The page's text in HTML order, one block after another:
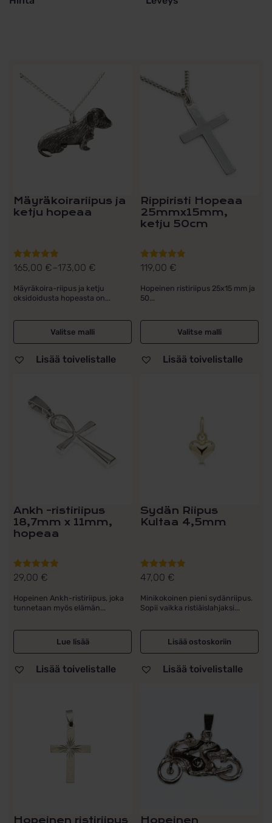
Mäyräkoirariipus ja
ketju hopeaa
Arvostelu
5.00 / 5
165,00 €–173,00 €
Hintaluokka:
165,00 €
-
173,00 €
Mäyräkoira-riipus ja ketju
oksidoidusta hopeasta on...
Valitse malli
tuotteella
valinnat
Lisää toivelistalle
Rippiristi Hopeaa
25mmx15mm,
ketju 50cm
Arvostelu
5.00/ 5
119,00 €
Hopeinen ristiriipus 25x15 mm ja
50...
Valitse malli
Lisää toivelistalle
Ankh -ristiriipus
18,7mm x 11mm,
hopeaa
Arvostelu
5.00/ 5
29,00 €
Hopeinen Ankh-ristiriipus, joka
tunnetaan myös elämän...
Lue lisää
Lisää toivelistalle
Sydän Riipus
Kultaa 4,5mm
Arvostelu
5.00/ 5
47,00 €
Minikokoinen pieni sydänriipus.
Sopii vaikka ristiäislahjaksi...
Lisää ostoskoriin
Lisää toivelistalle
Hopeinen ristiriipus
Hopeinen